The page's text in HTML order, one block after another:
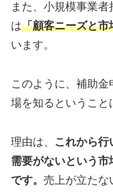
また、小規模事業
は「顧客ニーズと市
います。
このように、補助
場を知るということ
理由は、
これから行
需要がないという市
です。 売上が立たな